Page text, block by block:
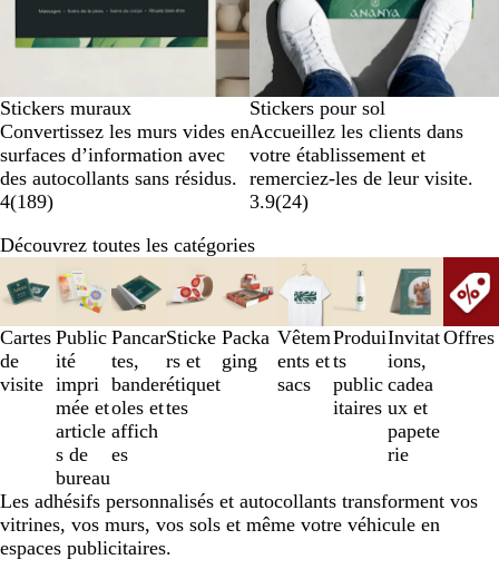
Stickers muraux
Convertissez les murs vides en
surfaces d’information avec
des autocollants sans résidus.
4(189)
Stickers pour sol
Accueillez les clients dans
votre établissement et
remerciez-les de leur visite.
3.9(24)
Découvrez toutes les catégories
Cartes
de
visite
Public
ité
impri
mée et
article
s de
bureau
Pancar
tes,
bander
oles et
affich
es
Sticke
rs et
étiquet
tes
Packa
ging
Vêtem
ents et
sacs
Produi
ts
public
itaires
Invitat
ions,
cadea
ux et
papete
rie
Offres
Diapositives
1
3
sur
9
Les adhésifs personnalisés et autocollants transforment vos
vitrines, vos murs, vos sols et même votre véhicule en
espaces publicitaires.